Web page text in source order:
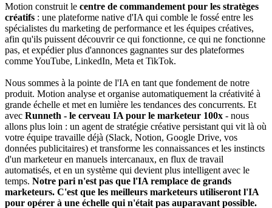
Motion construit le centre de commandement pour les stratèges
créatifs : une plateforme native d'IA qui comble le fossé entre les
spécialistes du marketing de performance et les équipes créatives,
afin qu'ils puissent découvrir ce qui fonctionne, ce qui ne fonctionne
pas, et expédier plus d'annonces gagnantes sur des plateformes
comme YouTube, LinkedIn, Meta et TikTok.
Nous sommes à la pointe de l'IA en tant que fondement de notre
produit. Motion analyse et organise automatiquement la créativité à
grande échelle et met en lumière les tendances des concurrents. Et
avec Runneth - le cerveau IA pour le marketeur 100x - nous
allons plus loin : un agent de stratégie créative persistant qui vit là où
votre équipe travaille déjà (Slack, Notion, Google Drive, vos
données publicitaires) et transforme les connaissances et les instincts
d'un marketeur en manuels intercanaux, en flux de travail
automatisés, et en un système qui devient plus intelligent avec le
temps. Notre pari n'est pas que l'IA remplace de grands
marketeurs. C'est que les meilleurs marketeurs utiliseront l'IA
pour opérer à une échelle qui n'était pas auparavant possible.